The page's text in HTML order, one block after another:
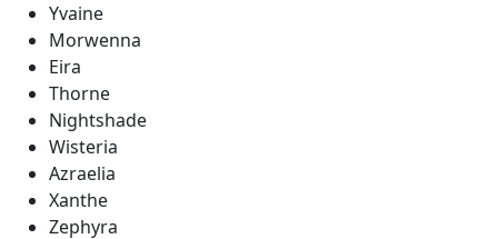
Yvaine
Morwenna
Eira
Thorne
Nightshade
Wisteria
Azraelia
Xanthe
Zephyra